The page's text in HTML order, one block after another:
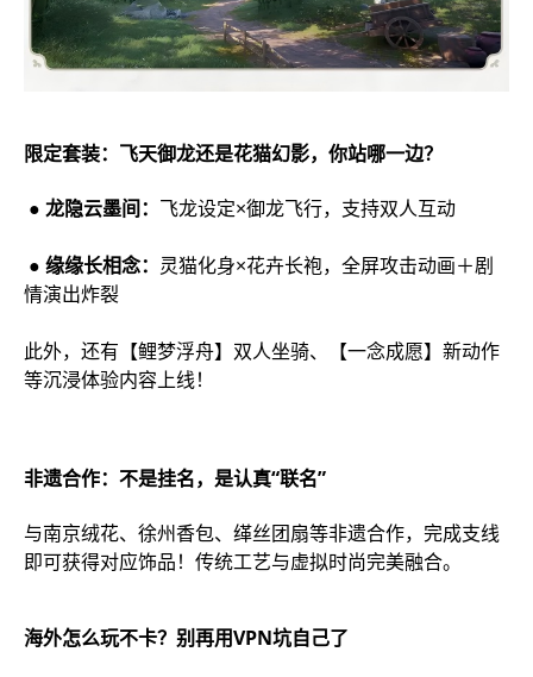
限定套装：飞天御龙还是花猫幻影，你站哪一边？
● 龙隐云墨间： 飞龙设定×御龙飞行，支持双人互动
● 缘缘长相念： 灵猫化身×花卉长袍，全屏攻击动画＋剧
情演出炸裂
此外，还有【鲤梦浮舟】双人坐骑、【一念成愿】新动作
等沉浸体验内容上线！
非遗合作：不是挂名，是认真“联名”
与南京绒花、徐州香包、缂丝团扇等非遗合作，完成支线
即可获得对应饰品！传统工艺与虚拟时尚完美融合。
海外怎么玩不卡？别再用VPN坑自己了